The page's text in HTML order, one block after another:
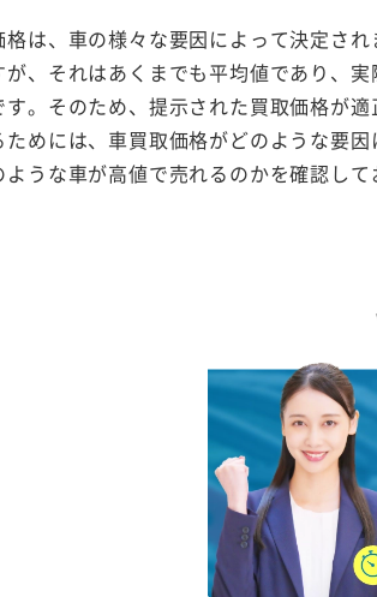
格は、車の様々な要因によって決定さ
が、それはあくまでも平均値であり、
す。そのため、提示された買取価格が
ためには、車買取価格がどのような要
ような車が高値で売れるのかを確認して